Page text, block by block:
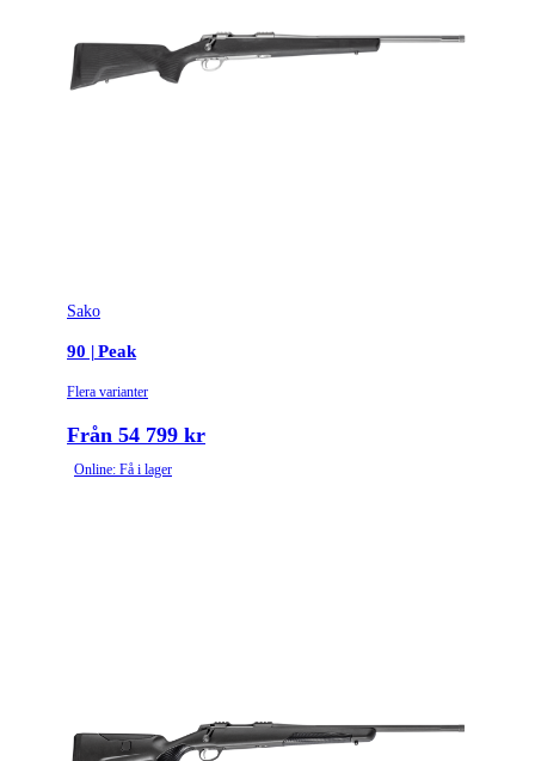
Sako
90 | Peak
Flera varianter
Från 54 799 kr
Online: Få i lager